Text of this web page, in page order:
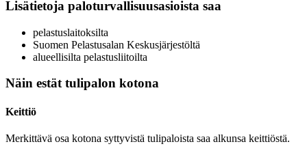
Lisätietoja paloturvallisuusasioista saa
pelastuslaitoksilta
Suomen Pelastusalan Keskusjärjestöltä
alueellisilta pelastusliitoilta
Näin estät tulipalon kotona
Keittiö
Merkittävä osa kotona syttyvistä tulipaloista saa alkunsa keittiöstä.